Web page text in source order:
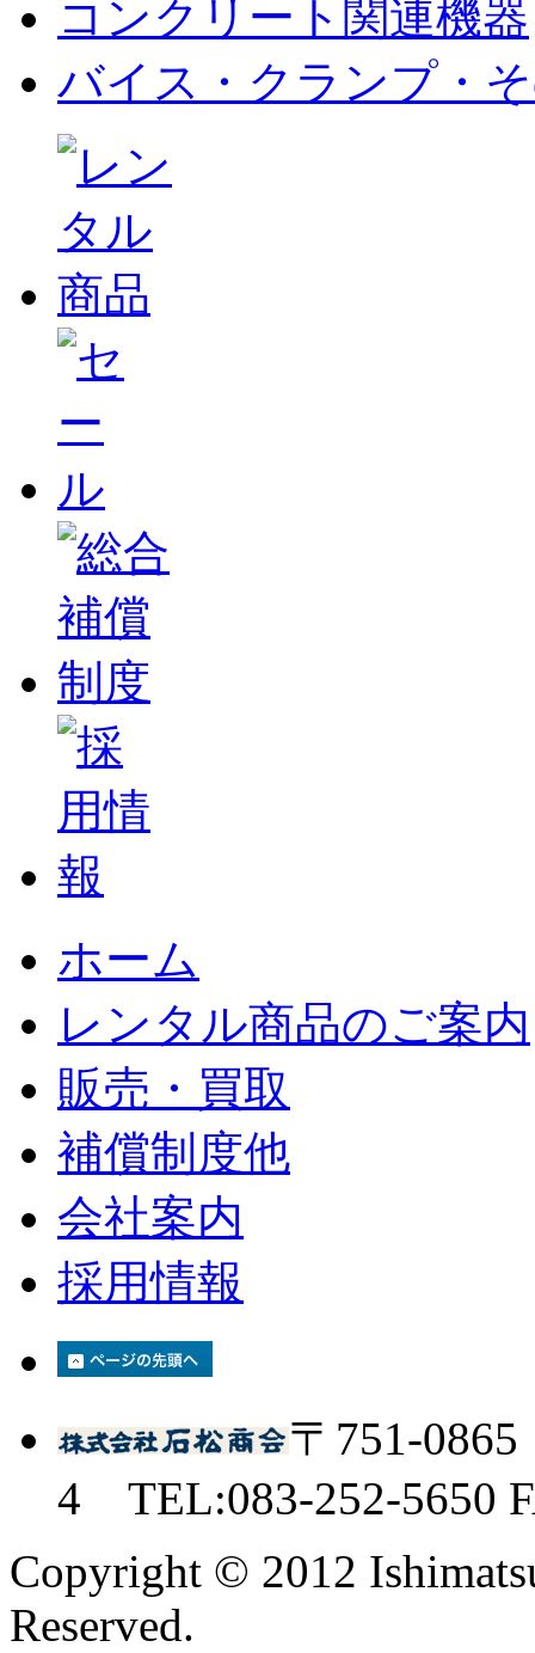
コンクリート関連機器
バイス・クランプ・
ホーム
レンタル商品のご案内
販売・買取
補償制度他
会社案内
採用情報
〒751-
4 TEL:083-252-5650
Copyright © 2012
Reserved.